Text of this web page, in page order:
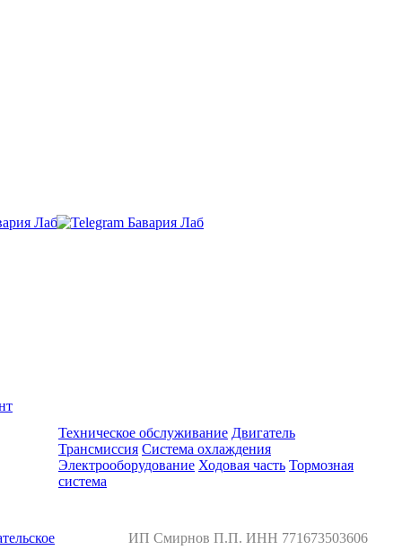
Техническое обслуживание Двигатель
Трансмиссия Система охлаждения
Электрооборудование Ходовая часть Тормозная
система
ИП Смирнов П.П. ИНН 771673503606